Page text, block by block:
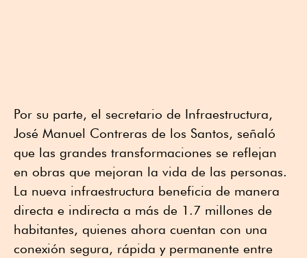
Por su parte, el secretario de Infraestructura,
José Manuel Contreras de los Santos, señaló
que las grandes transformaciones se reflejan
en obras que mejoran la vida de las personas.
La nueva infraestructura beneficia de manera
directa e indirecta a más de 1.7 millones de
habitantes, quienes ahora cuentan con una
conexión segura, rápida y permanente entre